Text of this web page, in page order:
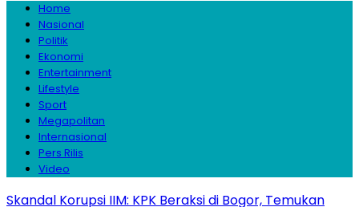
Home
Nasional
Politik
Ekonomi
Entertainment
Lifestyle
Sport
Megapolitan
Internasional
Pers Rilis
Video
Skandal Korupsi IIM: KPK Beraksi di Bogor, Temukan